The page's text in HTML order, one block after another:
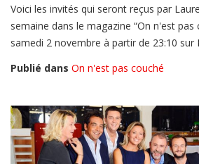
Voici les invités qui seront reçus par
semaine dans le magazine “On n'est pas
samedi 2 novembre à partir de 23:10 sur
Publié dans On n'est pas couché